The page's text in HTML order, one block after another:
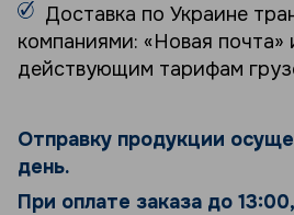
Доставка по Украине
компаниями: «Новая
действующим тарифам
Отправку продукции
день.
При оплате заказа до